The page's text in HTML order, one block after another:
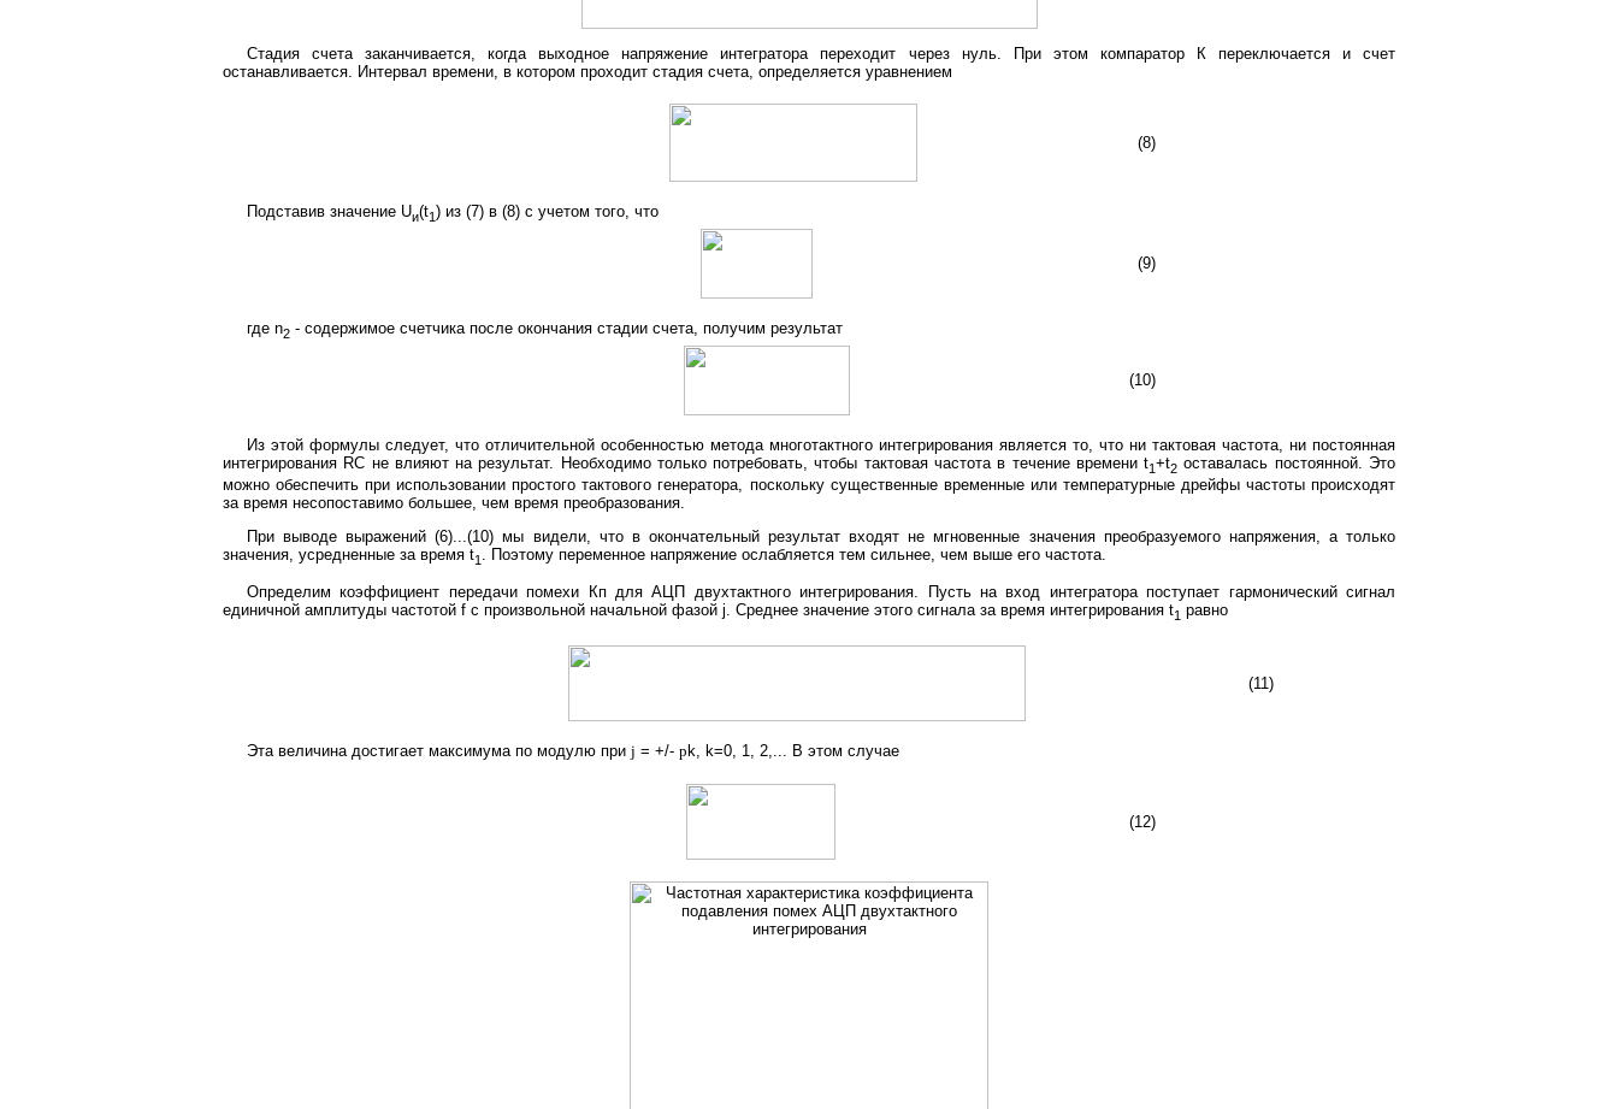
Стадия счета заканчивается, когда выходное напряжение интегратора переходит через нуль. При этом компаратор К переключается и счет
останавливается. Интервал времени, в котором проходит стадия счета, определяется уравнением
(8)
Подставив значение Uи(t1) из (7) в (8) с учетом того, что
(9)
где n2 - содержимое счетчика после окончания стадии счета, получим результат
(10)
Из этой формулы следует, что отличительной особенностью метода многотактного интегрирования является то, что ни тактовая частота, ни постоянная
интегрирования RC не влияют на результат. Необходимо только потребовать, чтобы тактовая частота в течение времени t1+t2 оставалась постоянной. Это
можно обеспечить при использовании простого тактового генератора, поскольку существенные временные или температурные дрейфы частоты происходят
за время несопоставимо большее, чем время преобразования.
При выводе выражений (6)...(10) мы видели, что в окончательный результат входят не мгновенные значения преобразуемого напряжения, а только
значения, усредненные за время t1 . Поэтому переменное напряжение ослабляется тем сильнее, чем выше его частота.
Определим коэффициент передачи помехи Кп для АЦП двухтактного интегрирования. Пусть на вход интегратора поступает гармонический сигнал
единичной амплитуды частотой f с произвольной начальной фазой j. Среднее значение этого сигнала за время интегрирования t1 равно
(11)
Эта величина достигает максимума по модулю при j = +/- p k, k=0, 1, 2,... В этом случае
(12)